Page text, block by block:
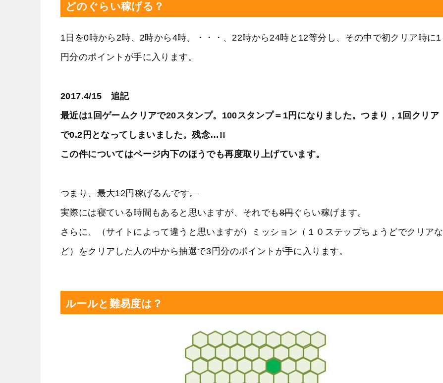
どのぐらい稼げる？
1日を0時から2時、2時から4時、・・・、22時から24時と12等分し、その中で初クリア時に1
円分のポイントが手に入ります。
2017.4/15 追記
最近は1回ゲームクリアで20スタンプ。100スタンプ＝1円になりました。つまり，1回クリア
で0.2円となってしまいました。残念…!!
この件についてはページ内下のほうでも再度取り上げています。
つまり、最大12円稼げるんです。
実際には寝ている時間もあると思いますが、それでも8円ぐらい稼げます。
さらに、（サイトによって違うと思いますが）ミッション（１０ステップちょうどでクリアな
ど）をクリアした人の中から抽選で3円分のポイントが手に入ります。
ルールと難易度は？